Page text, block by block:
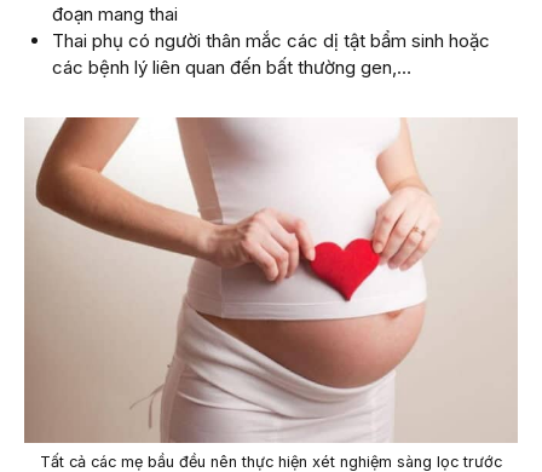
đoạn mang thai
Thai phụ có người thân mắc các dị tật bẩm sinh hoặc
các bệnh lý liên quan đến bất thường gen,…
Tất cả các mẹ bầu đều nên thực hiện xét nghiệm sàng lọc trước